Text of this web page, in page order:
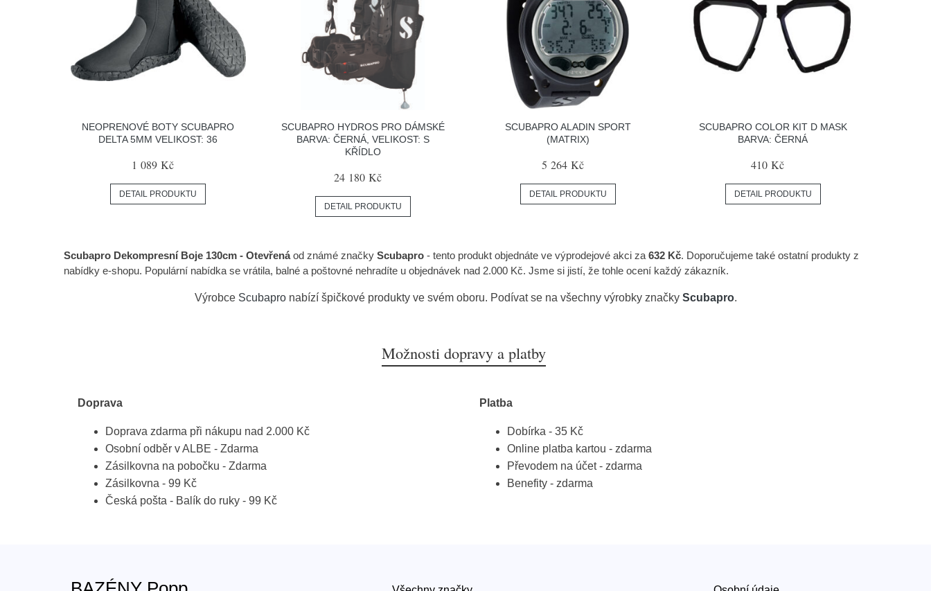
NEOPRENOVÉ BOTY SCUBAPRO
DELTA 5MM VELIKOST: 36
1 089 Kč
DETAIL PRODUKTU
SCUBAPRO HYDROS PRO DÁMSKÉ
BARVA: ČERNÁ, VELIKOST: S
KŘÍDLO
24 180 Kč
DETAIL PRODUKTU
SCUBAPRO ALADIN SPORT
(MATRIX)
5 264 Kč
DETAIL PRODUKTU
SCUBAPRO COLOR KIT D MASK
BARVA: ČERNÁ
410 Kč
DETAIL PRODUKTU
Scubapro Dekompresní Boje 130cm - Otevřenáod známé značky Scubapro - tento produkt objednáte ve výprodejové akci za 632 Kč. Doporučujeme také ostatní produkty z
nabídky e-shopu. Populární nabídka se vrátila, balné a poštovné nehradíte u objednávek nad 2.000 Kč. Jsme si jistí, že tohle ocení každý zákazník.
Výrobce Scubapronabízí špičkové produkty ve svém oboru. Podívat se na všechny výrobky značky Scubapro.
Možnosti dopravy a platby
Doprava
Doprava zdarma při nákupu nad 2.000 Kč
Osobní odběr v ALBE - Zdarma
Zásilkovna na pobočku - Zdarma
Zásilkovna - 99 Kč
Česká pošta - Balík do ruky - 99 Kč
Platba
Dobírka - 35 Kč
Online platba kartou - zdarma
Převodem na účet - zdarma
Benefity - zdarma